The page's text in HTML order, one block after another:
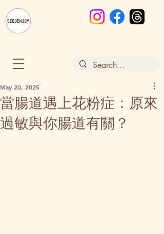
當腸道遇上花粉症：原來
過敏與你腸道有關？
May 20, 2025